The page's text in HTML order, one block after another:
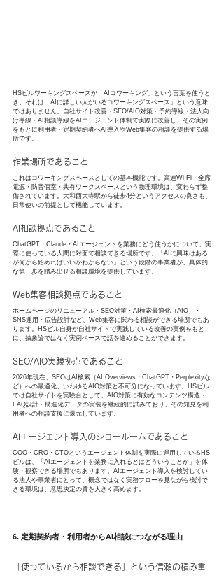
HSビルワーキングスペースが「AIコワーキング」という言葉を使うと
き、それは「AIに詳しい人がいるコワーキングスペース」という意味
ではありません。自社サイト改善・SEO/AIO対策・予約導線・法人向
け導線・AI相談導線をAIエージェント体制で実際に改善し、その実例
をもとに利用者・定期契約者へAI導入やWeb集客の相談を提供する場
所です。
作業場所であること
これはコワーキングスペースとしての基本機能です。高速Wi-Fi・全席
電源・防音個室・共有ワークスペースという物理環境は、変わらず整
備されています。大和西大寺駅から徒歩4分というアクセスの良さも、
日常使いの前提として機能しています。
AI相談拠点であること
ChatGPT・Claude・AIエージェントを業務にどう使うかについて、実
際に使っている人間に対面で相談できる場所です。「AIに興味はある
が何から始めればいいかわからない」という段階の事業者が、具体的
な第一歩を踏み出せる相談環境を提供しています。
Web集客相談拠点であること
ホームページのリニューアル・SEO対策・AI検索最適化（AIO）・
SNS運用・広告設計など、Web集客に関わる相談ができる場所でもあ
ります。HSビル自身が自社サイトで実践している改善の実例をもと
に、抽象論ではなく実例ベースで話を進めることができます。
SEO/AIO実験拠点であること
2026年現在、SEOはAI検索（AI Overviews・ChatGPT・Perplexityな
ど）への最適化、いわゆるAIO対策と不可分になっています。HSビル
では自社サイトを実験台として、AIO対策に有効なコンテンツ構造・
FAQ設計・構造化データの実装を継続的に試みており、その知見を利
用者への相談支援に還元しています。
AIエージェント導入のショールームであること
COO・CRO・CTOというエージェント体制を実際に運用しているHS
ビルは、「AIエージェントを業務に入れるとはどういうことか」を体
験・観察できる場所でもあります。AIエージェント導入を検討してい
る法人や事業者にとって、概念ではなく実務フローを見ながら検討で
きる環境は、意思決定の質を大きく高めます。
6. 定期契約者・利用者からAI相談につながる理由
「使っているから相談できる」という信頼の積み重